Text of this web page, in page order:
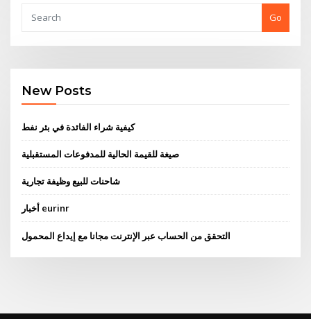
Go
New Posts
كيفية شراء الفائدة في بئر نفط
صيغة للقيمة الحالية للمدفوعات المستقبلية
شاحنات للبيع وظيفة تجارية
أخبار eurinr
التحقق من الحساب عبر الإنترنت مجانا مع إيداع المحمول